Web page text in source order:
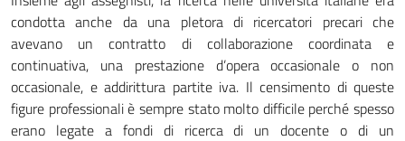
condotta anche da una pletora di ricercatori precari che
avevano un contratto di collaborazione coordinata e
continuativa, una prestazione d’opera occasionale o non
occasionale, e addirittura partite iva. Il censimento di queste
figure professionali è sempre stato molto difficile perché spesso
erano legate a fondi di ricerca di un docente o di un